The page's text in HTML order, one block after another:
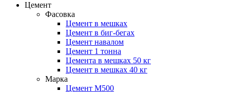
Цемент
Фасовка
Цемент в мешках
Цемент в биг-бегах
Цемент навалом
Цемент 1 тонна
Цемента в мешках 50 кг
Цемент в мешках 40 кг
Марка
Цемент М500